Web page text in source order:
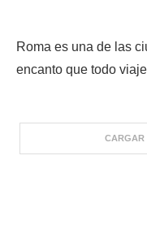
Roma es una de las
encanto que todo
CARGAR